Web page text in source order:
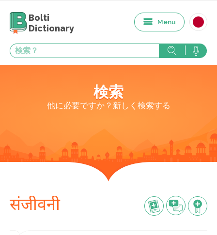
Bolti
Dictionary
Menu
検索
他に必要ですか？新しく検索する
संजीवनी